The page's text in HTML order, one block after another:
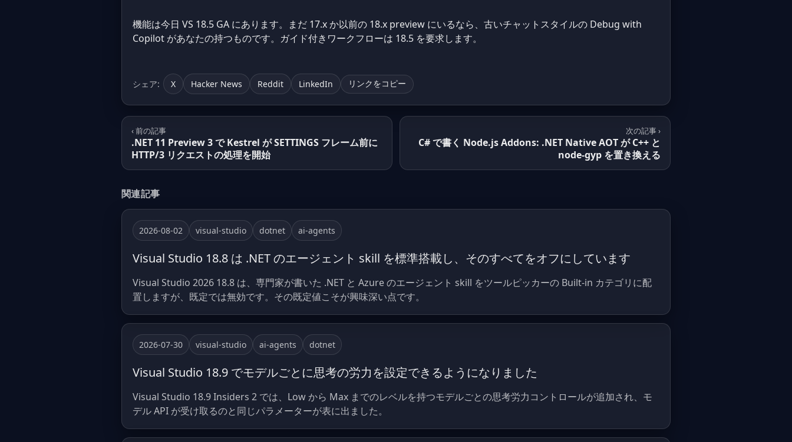
機能は今日 VS 18.5 GA にあります。まだ 17.x か以前の 18.x preview にいるなら、古いチャットスタイルの Debug with
Copilot があなたの持つものです。ガイド付きワークフローは 18.5 を要求します。
シェア: X Hacker News Reddit LinkedIn リンクをコピー
‹ 前の記事
.NET 11 Preview 3 で Kestrel が SETTINGS フレーム前に
HTTP/3 リクエストの処理を開始
次の記事 ›
C# で書く Node.js Addons: .NET Native AOT が C++ と
node-gyp を置き換える
関連記事
2026-08-02 visual-studio dotnet ai-agents
Visual Studio 18.8 は .NET のエージェント skill を標準搭載し、そのすべてをオフにしています
Visual Studio 2026 18.8 は、専門家が書いた .NET と Azure のエージェント skill をツールピッカーの Built-in カテゴリに配
置しますが、既定では無効です。その既定値こそが興味深い点です。
2026-07-30 visual-studio ai-agents dotnet
Visual Studio 18.9 でモデルごとに思考の労力を設定できるようになりました
Visual Studio 18.9 Insiders 2 では、Low から Max までのレベルを持つモデルごとの思考労力コントロールが追加され、モ
デル API が受け取るのと同じパラメーターが表に出ました。